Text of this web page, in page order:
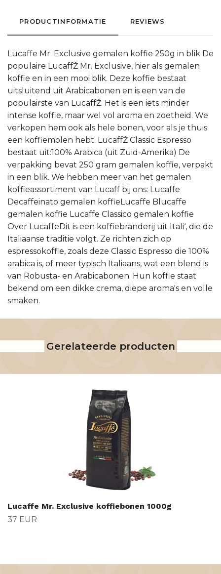
PRODUCTINFORMATIE REVIEWS
Lucaffe Mr. Exclusive gemalen koffie 250g in blik De
populaire LucaffŽ Mr. Exclusive, hier als gemalen
koffie en in een mooi blik. Deze koffie bestaat
uitsluitend uit Arabicabonen en is een van de
populairste van LucaffŽ. Het is een iets minder
intense koffie, maar wel vol aroma en zoetheid. We
verkopen hem ook als hele bonen, voor als je thuis
een koffiemolen hebt. LucaffŽ Classic Espresso
bestaat uit:100% Arabica (uit Zuid-Amerika) De
verpakking bevat 250 gram gemalen koffie, verpakt
in een blik. We hebben meer van het gemalen
koffieassortiment van Lucaff bij ons: Lucaffe
Decaffeinato gemalen koffieLucaffe Blucaffe
gemalen koffie Lucaffe Classico gemalen koffie
Over LucaffeDit is een koffiebranderij uit Itali‘, die de
Italiaanse traditie volgt. Ze richten zich op
espressokoffie, zoals deze Classic Espresso die 100%
arabica is, of meer typisch Italiaans, wat een blend is
van Robusta- en Arabicabonen. Hun koffie staat
bekend om een dikke crema, diepe aroma's en volle
smaken.
Gerelateerde producten
Lucaffe Mr. Exclusive koffiebonen 1000g
37 EUR